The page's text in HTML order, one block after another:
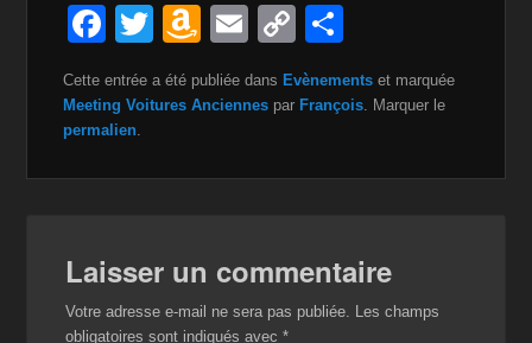
F
c
e
b
k
T
tt
A
a
o
is
h
E
ail
C
o
p
Li
ta
er
Cette entrée a été publiée dans Evènements et marquée
Meeting Voitures Anciennes par François . Marquer le
permalien
Laisser un commentaire
Votre adresse e-mail ne sera pas publiée. Les champs
obligatoires sont indiqués avec*